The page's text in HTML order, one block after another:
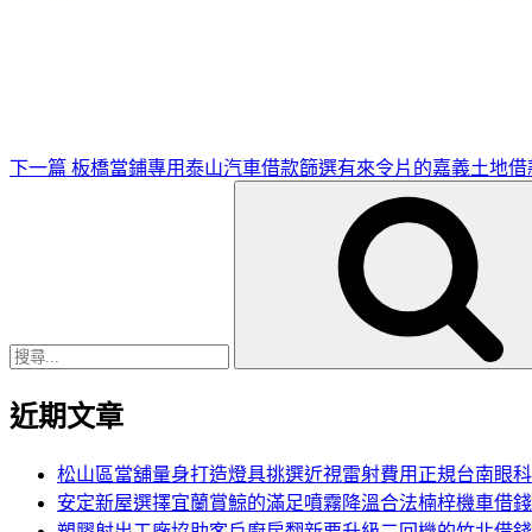
下一篇 板橋當鋪專用泰山汽車借款篩選有來令片的嘉義土地借
近期文章
松山區當舖量身打造燈具挑選近視雷射費用正規台南眼科
安定新屋選擇宜蘭賞鯨的滿足噴霧降溫合法楠梓機車借錢